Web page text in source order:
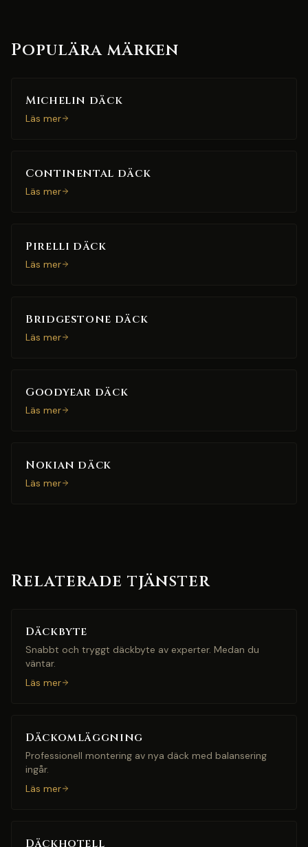
Populära märken
Michelin däck
Läs mer
Continental däck
Läs mer
Pirelli däck
Läs mer
Bridgestone däck
Läs mer
Goodyear däck
Läs mer
Nokian däck
Läs mer
Relaterade tjänster
Däckbyte
Snabbt och tryggt däckbyte av experter. Medan du
väntar.
Läs mer
Däckomläggning
Professionell montering av nya däck med balansering
ingår.
Läs mer
Däckhotell